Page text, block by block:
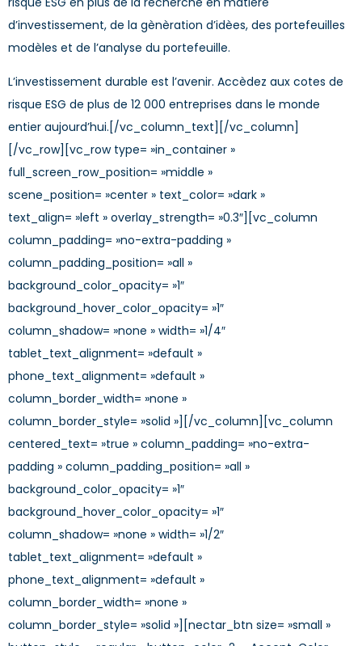
d’investissement, de la gènèration d’idèes, des portefeuilles
modèles et de l’analyse du portefeuille.
L’investissement durable est l’avenir. Accèdez aux cotes de
risque ESG de plus de 12 000 entreprises dans le monde
entier aujourd’hui.[/vc_column_text][/vc_column]
[/vc_row][vc_row type= »in_container »
full_screen_row_position= »middle »
scene_position= »center » text_color= »dark »
text_align= »left » overlay_strength= »0.3″][vc_column
column_padding= »no-extra-padding »
column_padding_position= »all »
background_color_opacity= »1″
background_hover_color_opacity= »1″
column_shadow= »none » width= »1/4″
tablet_text_alignment= »default »
phone_text_alignment= »default »
column_border_width= »none »
column_border_style= »solid »][/vc_column][vc_column
centered_text= »true » column_padding= »no-extra-
padding » column_padding_position= »all »
background_color_opacity= »1″
background_hover_color_opacity= »1″
column_shadow= »none » width= »1/2″
tablet_text_alignment= »default »
phone_text_alignment= »default »
column_border_width= »none »
column_border_style= »solid »][nectar_btn size= »small »